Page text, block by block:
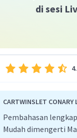
di sesi
CARTWINSLET CONARY
Pembahasan
Mudah dimengerti